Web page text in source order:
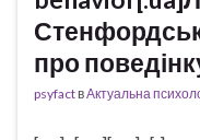
про
psyfactвАктуальна